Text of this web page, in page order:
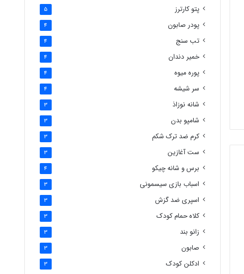
پتو کارترز 5
پودر صابون 4
تب سنج 4
خمیر دندان 4
پوره میوه 4
سر شیشه 4
شانه نوزاذ 3
شامپو بدن 3
کرم ضد ترک شکم 3
ست آغازین 3
برس و شانه چیکو 4
اسباب بازی سیسمونی 3
اسپری ضد گزش 3
کلاه حمام کودک 3
زانو بند 3
صابون 3
ادکلن کودک 3